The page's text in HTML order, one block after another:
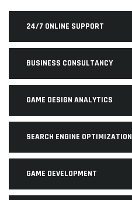
24/7 ONLINE SUPPORT
BUSINESS CONSULTANCY
GAME DESIGN ANALYTICS
SEARCH ENGINE OPTIMIZATION
GAME DEVELOPMENT